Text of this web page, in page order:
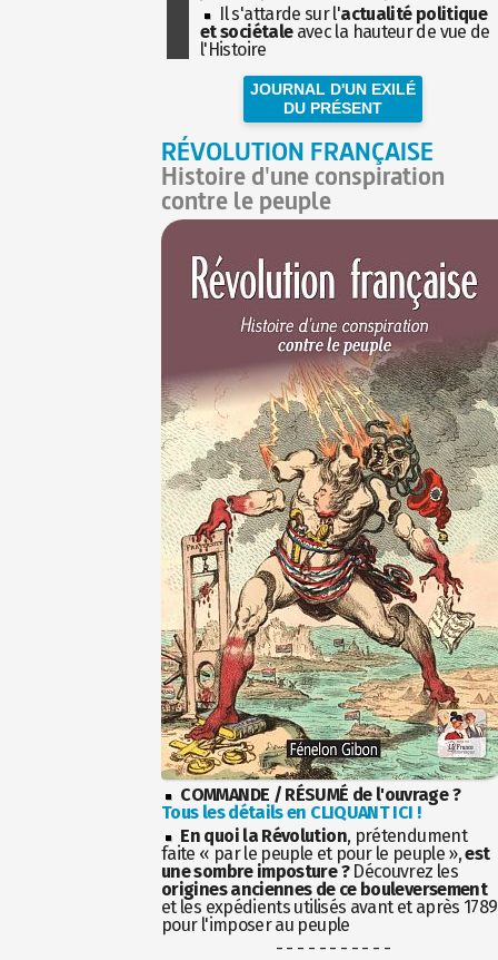
Il s'attarde sur l'actualité politique
et sociétaleavec la hauteur de vue de
l'Histoire
JOURNAL D'UN EXILÉ
DU PRÉSENT
RÉVOLUTION FRANÇAISE
Histoire d'une conspiration
contre le peuple
COMMANDE / RÉSUMÉ de l'ouvrage ?
Tous les détails en CLIQUANT ICI !
En quoi la Révolution, prétendument
faite « par le peuple et pour le peuple »,est
une sombre imposture ?Découvrez les
origines anciennes de ce bouleversement
et les expédients utilisés avant et après 1789
pour l'imposer au peuple
- - - - - - - - - - -